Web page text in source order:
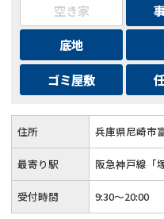
空き家
底地
ゴミ屋敷
住所 兵庫県尼崎市
最寄り駅 阪急神戸線「
受付時間 9:30～20:00